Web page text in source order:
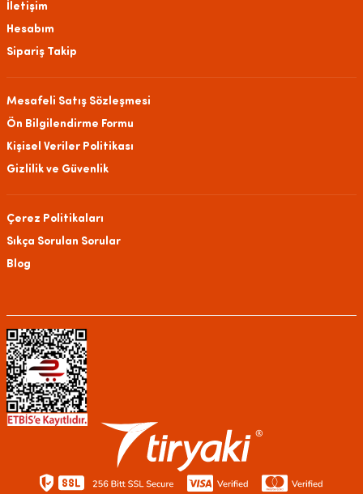
İletişim
Hesabım
Sipariş Takip
Mesafeli Satış Sözleşmesi
Ön Bilgilendirme Formu
Kişisel Veriler Politikası
Gizlilik ve Güvenlik
Çerez Politikaları
Sıkça Sorulan Sorular
Blog